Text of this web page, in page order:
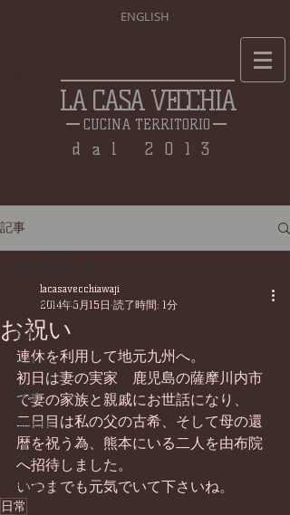
ENGLISH
LA CASA VECCHIA
CUCINA TERRITORIO
dal 2013
記事
全ての記事
食材
仕込み
料理
畑仕事
日常
お知らせ
お祝い
lacasavecchiawaji
2014年5月15日 読了時間: 1分
連休を利用して地元九州へ。
初日は妻の実家　鹿児島の薩摩川内市
で妻の家族と親戚にお世話になり、
二日目は私の父の古希、そして母の還
暦を祝う為、熊本にいる二人を由布院
へ招待しました。
いつまでも元気でいて下さいね。
日常